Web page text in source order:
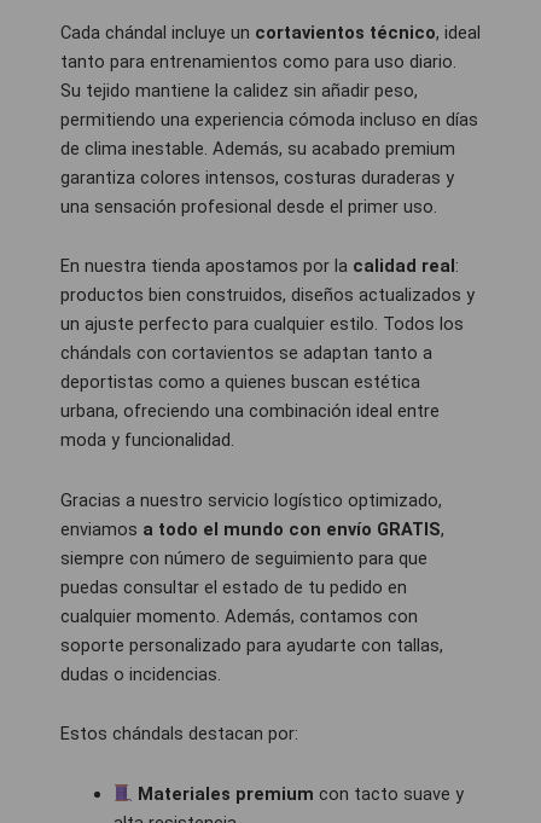
Cada chándal incluye un cortavientos técnico, ideal
tanto para entrenamientos como para uso diario.
Su tejido mantiene la calidez sin añadir peso,
permitiendo una experiencia cómoda incluso en días
de clima inestable. Además, su acabado premium
garantiza colores intensos, costuras duraderas y
una sensación profesional desde el primer uso.
En nuestra tienda apostamos por la calidad real :
productos bien construidos, diseños actualizados y
un ajuste perfecto para cualquier estilo. Todos los
chándals con cortavientos se adaptan tanto a
deportistas como a quienes buscan estética
urbana, ofreciendo una combinación ideal entre
moda y funcionalidad.
Gracias a nuestro servicio logístico optimizado,
enviamos a todo el mundo con envío GRATIS,
siempre con número de seguimiento para que
puedas consultar el estado de tu pedido en
cualquier momento. Además, contamos con
soporte personalizado para ayudarte con tallas,
dudas o incidencias.
Estos chándals destacan por:
Materiales premium con tacto suave y